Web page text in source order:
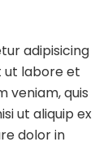
adipisicing
ut labore et
veniam, quis
ut aliquip ex
dolor in